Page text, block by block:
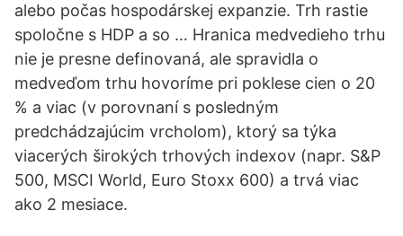
alebo počas hospodárskej expanzie. Trh rastie
spoločne s HDP a so … Hranica medvedieho trhu
nie je presne definovaná, ale spravidla o
medveďom trhu hovoríme pri poklese cien o 20
% a viac (v porovnaní s posledným
predchádzajúcim vrcholom), ktorý sa týka
viacerých širokých trhových indexov (napr. S&P
500, MSCI World, Euro Stoxx 600) a trvá viac
ako 2 mesiace.